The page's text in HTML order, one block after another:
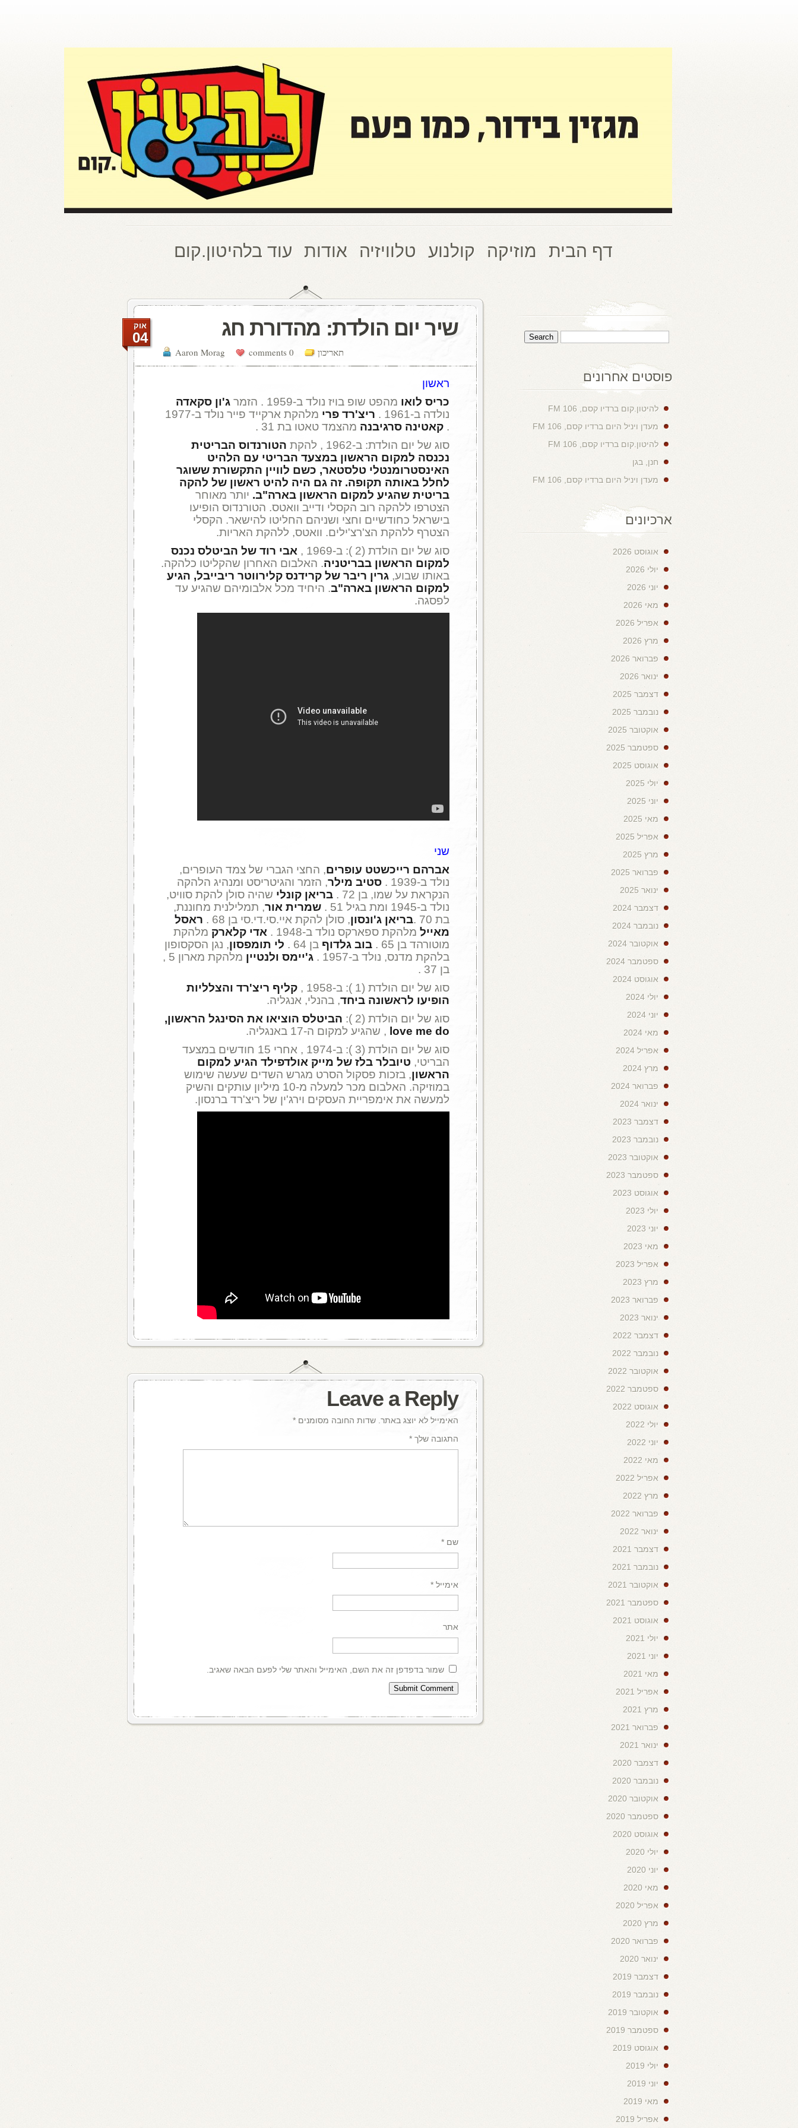
דף הבית מוזיקה קולנוע טלוויזיה אודות עוד בלהיטון.קום
שיר יום הולדת: מהדורת חג
Aaron Morag 0 comments תאריכון
אוק
04
ראשון
כריס לואו מהפט שופ בויז נולד ב-1959 . הזמר
ג'ון סקאדה
נולדה ב-1961 .
ריצ'רד פרי
מלהקת ארקייד פייר נולד ב-1977
. קאטינה סרגיבנה מהצמד טאטו בת 31 .
סוג של יום הולדת: ב-1962 , להקת
הטורנדוס הבריטית
נכנסה למקום הראשון במצעד הבריטי עם הלהיט
האינסטרומנטלי טלסטאר, כשם לוויין התקשורת ששוגר
לחלל באותה תקופה. זה גם היה להיט ראשון של להקה
בריטית שהגיע למקום הראשון בארה"ב. יותר מאוחר
הצטרפו ללהקה רוב הקסלי ודייב וואטס. הטורנדוס הופיעו
בישראל כחודשיים וחצי ושניהם החליטו להישאר. הקסלי
הצטרף ללהקת הצ'רצ'ילים. וואטס, ללהקת האריות.
סוג של יום הולדת (2 ): ב-1969 ,
אבי רוד של הביטלס נכנס
למקום הראשון בבריטניה. האלבום האחרון שהקליטו כלהקה.
באותו שבוע, גרין ריבר של קרידנס קלירווטר ריבייבל, הגיע
למקום הראשון בארה"ב. היחיד מכל אלבומיהם שהגיע עד
לפסגה.
שני
אברהם רייכשטט עופרים, החצי הגברי של צמד העופרים,
נולד ב-1939 .
סטיב מילר, הזמר והגיטריסט ומנהיג הלהקה
הנקראת על שמו, בן 72 .
בריאן קונלי שהיה סולן להקת סוויט,
נולד ב-1945 ומת בגיל 51 .
שמרית אור, תמלילנית מחוננת,
בת 70 .
בריאן ג'ונסון, סולן להקת איי.סי.די.סי בן 68 .
ראסל
מאייל מלהקת ספארקס נולד ב-1948 . אדי קלארק מלהקת
מוטורהד בן 65 .
בוב גלדוף בן 64 . לי תומפסון, נגן הסקסופון
בלהקת מדנס, נולד ב-1957 .
ג'יימס ולנטיין
מלהקת מארון 5 ,
בן 37 .
סוג של יום הולדת (1 ): ב-1958 ,
קליף ריצ'רד והצלליות
הופיעו לראשונה ביחד, בהנלי, אנגליה.
סוג של יום הולדת (2 ):
הביטלס הוציאו את הסינגל הראשון,
love me do , שהגיע למקום ה-17 באנגליה.
סוג של יום הולדת (3 ): ב-1974 , אחרי 15 חודשים במצעד
הבריטי, טיובלר בלז של מייק אולדפילד הגיע למקום
הראשון, בזכות פסקול הסרט מגרש השדים שעשה שימוש
במוזיקה. האלבום מכר למעלה מ-10 מיליון עותקים והשיק
למעשה את אימפריית העסקים וירג'ין של ריצ'רד ברנסון.
Leave a Reply
האימייל לא יוצג באתר. שדות החובה מסומנים *
התגובה שלך *
שם *
אימייל *
אתר
שמור בדפדפן זה את השם, האימייל והאתר שלי לפעם הבאה שאגיב.
פוסטים אחרונים
להיטון.קום ברדיו קסם, 106 FM
מעדן ויניל היום ברדיו קסם, 106 FM
להיטון.קום ברדיו קסם, 106 FM
חנן, בגן
מעדן ויניל היום ברדיו קסם, 106 FM
ארכיונים
אוגוסט 2026
יולי 2026
יוני 2026
מאי 2026
אפריל 2026
מרץ 2026
פברואר 2026
ינואר 2026
דצמבר 2025
נובמבר 2025
אוקטובר 2025
ספטמבר 2025
אוגוסט 2025
יולי 2025
יוני 2025
מאי 2025
אפריל 2025
מרץ 2025
פברואר 2025
ינואר 2025
דצמבר 2024
נובמבר 2024
אוקטובר 2024
ספטמבר 2024
אוגוסט 2024
יולי 2024
יוני 2024
מאי 2024
אפריל 2024
מרץ 2024
פברואר 2024
ינואר 2024
דצמבר 2023
נובמבר 2023
אוקטובר 2023
ספטמבר 2023
אוגוסט 2023
יולי 2023
יוני 2023
מאי 2023
אפריל 2023
מרץ 2023
פברואר 2023
ינואר 2023
דצמבר 2022
נובמבר 2022
אוקטובר 2022
ספטמבר 2022
אוגוסט 2022
יולי 2022
יוני 2022
מאי 2022
אפריל 2022
מרץ 2022
פברואר 2022
ינואר 2022
דצמבר 2021
נובמבר 2021
אוקטובר 2021
ספטמבר 2021
אוגוסט 2021
יולי 2021
יוני 2021
מאי 2021
אפריל 2021
מרץ 2021
פברואר 2021
ינואר 2021
דצמבר 2020
נובמבר 2020
אוקטובר 2020
ספטמבר 2020
אוגוסט 2020
יולי 2020
יוני 2020
מאי 2020
אפריל 2020
מרץ 2020
פברואר 2020
ינואר 2020
דצמבר 2019
נובמבר 2019
אוקטובר 2019
ספטמבר 2019
אוגוסט 2019
יולי 2019
יוני 2019
מאי 2019
אפריל 2019